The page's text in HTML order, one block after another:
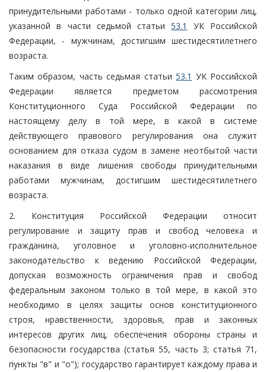
принудительными работами - только одной категории лиц,
указанной в части седьмой статьи53.1
УК Российской
Федерации, - мужчинам, достигшим шестидесятилетнего
возраста.
Таким образом, часть седьмая статьи53.1 УК Российской
Федерации является предметом рассмотрения
Конституционного Суда Российской Федерации по
настоящему делу в той мере, в какой в системе
действующего правового регулирования она служит
основанием для отказа судом в замене неотбытой части
наказания в виде лишения свободы принудительными
работами мужчинам, достигшим шестидесятилетнего
возраста.
2. Конституция Российской Федерации относит
регулирование и защиту прав и свобод человека и
гражданина, уголовное и уголовно-исполнительное
законодательство к ведению Российской Федерации,
допуская возможность ограничения прав и свобод
федеральным законом только в той мере, в какой это
необходимо в целях защиты основ конституционного
строя, нравственности, здоровья, прав и законных
интересов других лиц, обеспечения обороны страны и
безопасности государства (статья 55, часть 3; статья 71,
пункты "в" и "о"); государство гарантирует каждому права и